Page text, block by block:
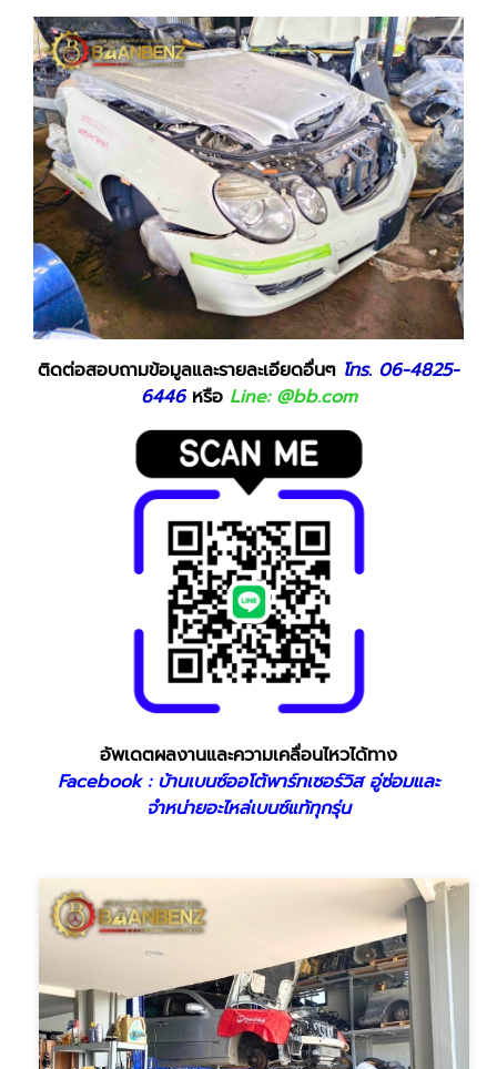
ติดต่อสอบถามข้อมูลและรายละเอียดอื่นๆ โทร. 06-4825-
6446หรือ Line: @bb.com
อัพเดตผลงานและความเคลื่อนไหวได้ทาง
Facebook : บ้านเบนซ์ออโต้พาร์ทเซอร์วิส อู่ซ่อมและ
จำหน่ายอะไหล่เบนซ์แท้ทุกรุ่น